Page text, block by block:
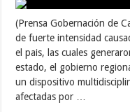
(Prensa Gobernación de
de fuerte intensidad
el pais, las cuales
estado, el gobierno
un dispositivo
afectadas por …